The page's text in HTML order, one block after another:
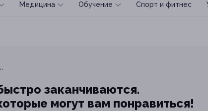
Медицина Обучение Спoрт и фитнес
заканчиваются.
могут вам понравиться!